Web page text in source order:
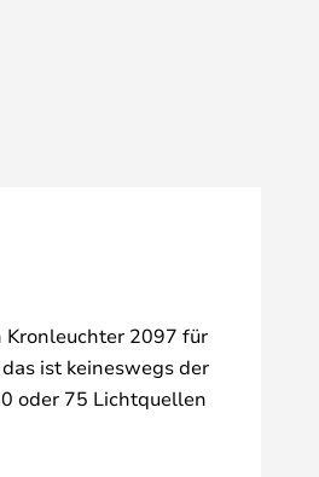
Kronleuchter 2097 für
ist keineswegs der
oder 75 Lichtquellen